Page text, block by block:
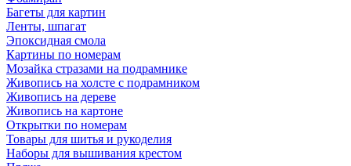
Багеты для картин
Ленты, шпагат
Эпоксидная смола
Картины по номерам
Мозайка стразами на подрамнике
Живопись на холсте с подрамником
Живопись на дереве
Живопись на картоне
Открытки по номерам
Товары для шитья и рукоделия
Наборы для вышивания крестом